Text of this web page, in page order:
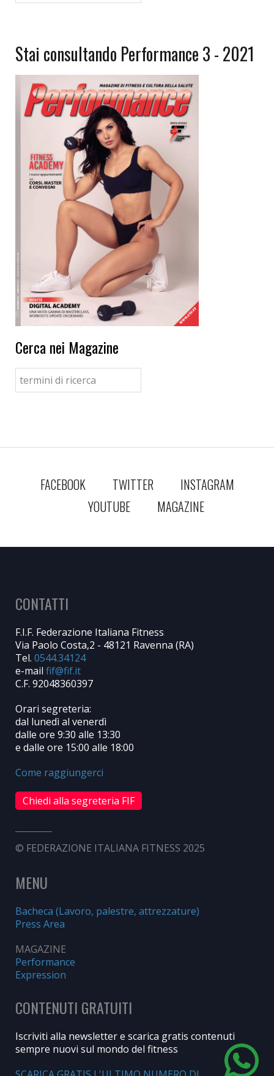
Stai consultando Performance 3 - 2021
Cerca nei Magazine
FACEBOOK TWITTER
INSTAGRAM
YOUTUBE
MAGAZINE
CONTATTI
F.I.F. Federazione Italiana Fitness
Via Paolo Costa,2 - 48121 Ravenna (RA)
Tel. 0544.34124
e-mail
C.F. 92048360397
Orari segreteria:
dal lunedì al venerdì
dalle ore 9:30 alle 13:30
e dalle ore 15:00 alle 18:00
Come raggiungerci
Chiedi alla segreteria FIF
© FEDERAZIONE ITALIANA FITNESS 2025
MENU
Bacheca (Lavoro, palestre, attrezzature)
Press Area
MAGAZINE
Performance
Expression
CONTENUTI GRATUITI
Iscriviti alla newsletter e scarica gratis contenuti
sempre nuovi sul mondo del fitness